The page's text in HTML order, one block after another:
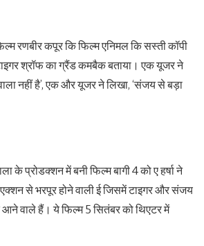
रणबीर कपूर कि फिल्म एनिमल कि सस्ती कॉपी
श्रॉफ का ग्रैंड कमबैक बताया। एक यूजर ने
नहीं है’, एक और यूजर ने लिखा, ‘संजय से बड़ा
के प्रोडक्शन में बनी फिल्म बागी 4 को ए हर्षा ने
से भरपूर होने वाली ई जिसमें टाइगर और संजय
आने वाले हैं। ये फिल्म 5 सितंबर को थिएटर में